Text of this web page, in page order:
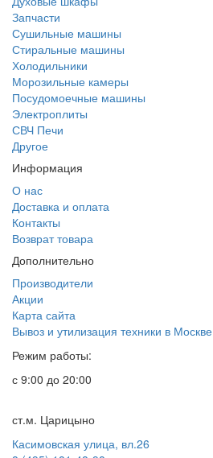
Запчасти
Сушильные машины
Стиральные машины
Холодильники
Морозильные камеры
Посудомоечные машины
Электроплиты
СВЧ Печи
Другое
Информация
О нас
Доставка и оплата
Контакты
Возврат товара
Дополнительно
Производители
Акции
Карта сайта
Вывоз и утилизация техники в Москве
Режим работы:
с 9:00 до 20:00
ст.м. Царицыно
Касимовская улица, вл.26